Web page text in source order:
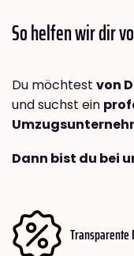
So helfen wir dir
Du möchtest von
und suchst ein
Dann bist du bei
Transparente